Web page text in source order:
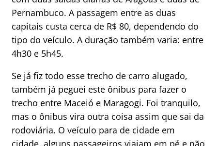
Pernambuco. A passagem entre as duas
capitais custa cerca de R$ 80, dependendo do
tipo do veículo. A duração também varia: entre
4h30 e 5h45.
Se já fiz todo esse trecho de carro alugado,
também já peguei este ônibus para fazer o
trecho entre Maceió e Maragogi. Foi tranquilo,
mas o ônibus vira outra coisa assim que sai da
rodoviária. O veículo para de cidade em